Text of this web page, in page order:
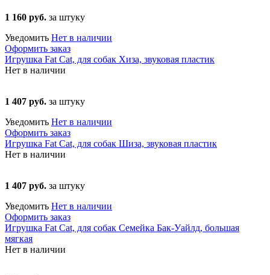
1 160 руб. за штуку
Уведомить Нет в наличии
Оформить заказ
Игрушка Fat Cat, для собак Хиза, звуковая пластик
Нет в наличии
1 407 руб. за штуку
Уведомить Нет в наличии
Оформить заказ
Игрушка Fat Cat, для собак Шиза, звуковая пластик
Нет в наличии
1 407 руб. за штуку
Уведомить Нет в наличии
Оформить заказ
Игрушка Fat Cat, для собак Семейка Бак-Уайлд, большая
мягкая
Нет в наличии